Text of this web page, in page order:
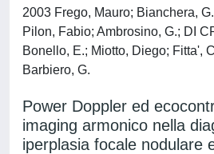
2003 Frego, Mauro; Bianchera,
Pilon, Fabio; Ambrosino, G.; DI
Bonello, E.; Miotto, Diego; Fitta',
Barbiero, G.
Power Doppler ed
imaging armonico nella
iperplasia focale nodulare